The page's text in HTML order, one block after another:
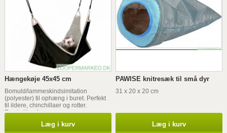
Hængekøje 45x45 cm
Bomuld/lammeskindsimitation
(polyester) til ophæng i buret. Perfekt
til ildere, chinchillaer og rotter.
Forskellige farver
Læg i kurv
PAWISE knitresæk til små dyr
31 x 20 x 20 cm
Læg i kurv